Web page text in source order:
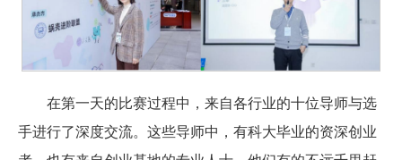
在第一天的比赛过程中，来自各行业的十位导师与选
手进行了深度交流。这些导师中，有科大毕业的资深创业